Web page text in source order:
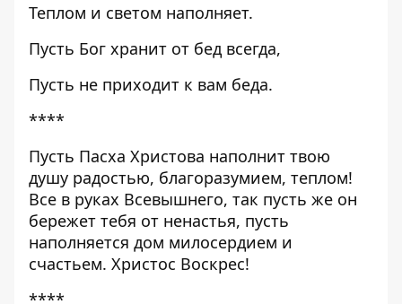
Теплом и светом наполняет.
Пусть Бог хранит от бед всегда,
Пусть не приходит к вам беда.
****
Пусть Пасха Христова наполнит твою
душу радостью, благоразумием, теплом!
Все в руках Всевышнего, так пусть же он
бережет тебя от ненастья, пусть
наполняется дом милосердием и
счастьем. Христос Воскрес!
****